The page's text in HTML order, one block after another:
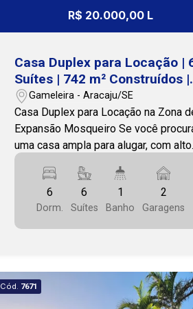
R$ 20.000,00 L
Casa Duplex para Locação |
Suítes | 742 m² Construídos |
Próxima ao Portal do Sol
Gameleira - Aracaju/SE
Casa Duplex para Locação na Zona de
Expansão Mosqueiro Se você procura
uma casa ampla para alugar, com alto
padrão de acabamento, ambientes
generosos e excelente espaço para
viver com conforto e privacidade, esta
é uma oportunidade única. Localizada
em uma região tranquila, próxima ao
da cidade, além de estar próxima a
supermercados, escolas, farmácias,
6
Dorm.
6
Suítes
1
Banho
2
Garagens
Cód. 7671